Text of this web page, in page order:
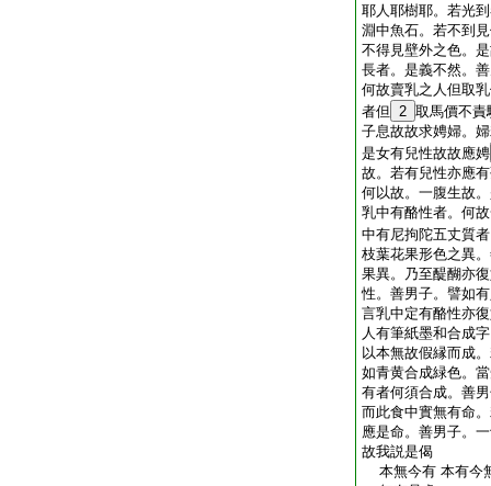
耶人耶樹耶。若光
淵中魚石。若不到
不得見壁外之色。
長者。是義不然。
何故賣乳之人但取
者但 2 取馬價不責
子息故故求娉婦。
是女有兒性故故應娉
故。若有兒性亦應
何以故。一腹生故
乳中有酪性者。何
中有尼拘陀五丈質
枝葉花果形色之異
果異。乃至醍醐亦
性。善男子。譬如
言乳中定有酪性亦
人有筆紙墨和合成
以本無故假縁而成
如青黄合成緑色。
有者何須合成。善
而此食中實無有命
應是命。善男子。
故我説是偈
本無今有 本有今